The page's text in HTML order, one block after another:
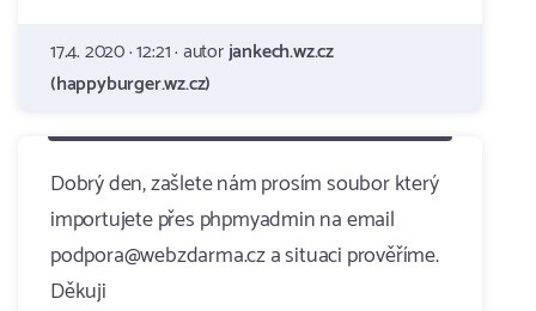
17.4. 2020 · 12:21 · autorjankech.wz.cz
(happyburger.wz.cz)
Dobrý den, zašlete nám prosím soubor který
importujete přes phpmyadmin na email
podpora@webzdarma.cz a situaci prověříme.
Děkuji